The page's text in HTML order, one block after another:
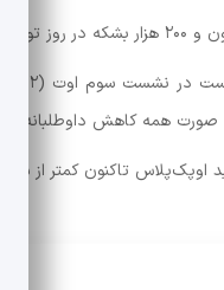
صورت همه کاهش داوطلبانه به
اوپک‌پلاس تاکنون کمتر